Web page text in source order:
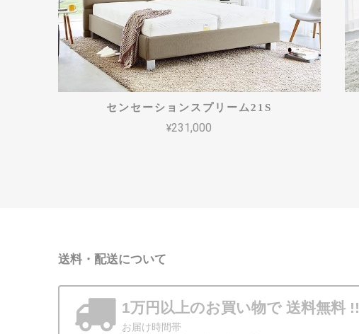
センセーションスプリーム21S
¥231,000
送料・配送について
1万円以上のお買い物で 送料無料 !!
お届け時間帯